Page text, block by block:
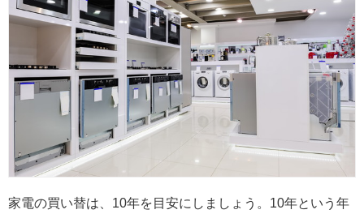
家電の買い替は、10年を目安にしましょう。10年という年